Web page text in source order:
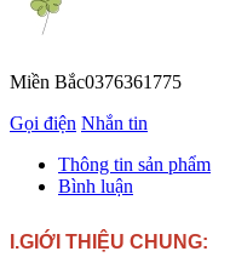
Miền Bắc0376361775
Gọi điện Nhắn tin
Thông tin sản phẩm
Bình luận
I.GIỚI THIỆU CHUNG: